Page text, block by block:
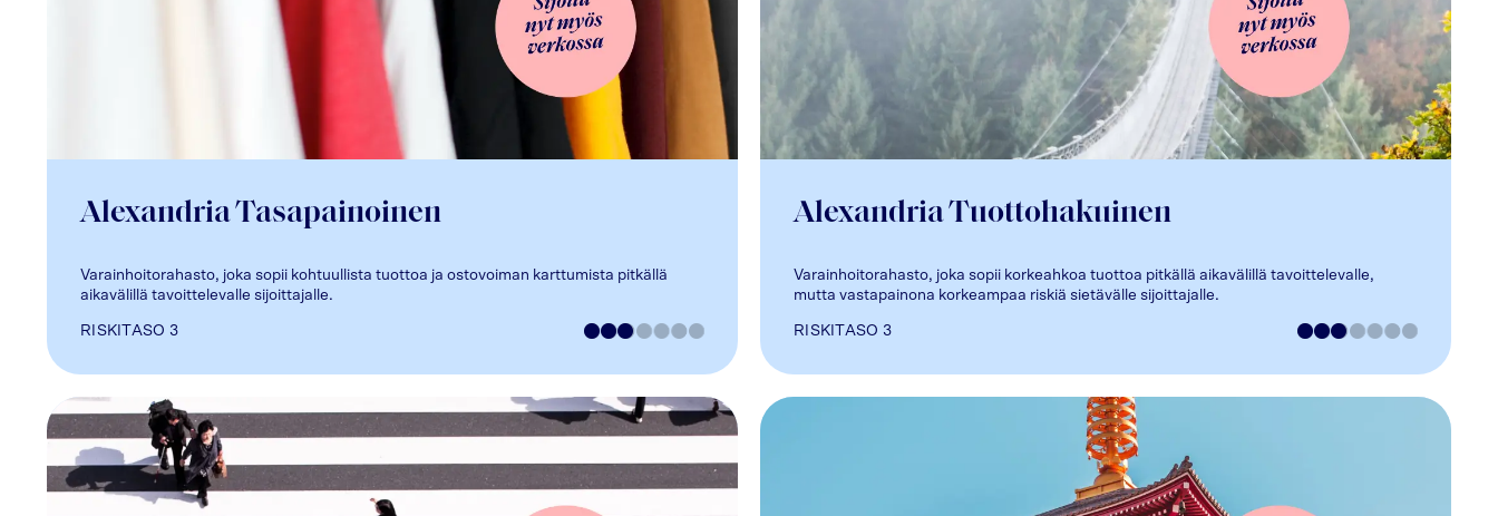
Alexandria Tasapainoinen
Varainhoitorahasto, joka sopii kohtuullista tuottoa ja ostovoiman karttumista pitkällä
aikavälillä tavoittelevalle sijoittajalle.
RISKITASO 3
Alexandria Tuottohakuinen
Varainhoitorahasto, joka sopii korkeahkoa tuottoa pitkällä aikavälillä tavoittelevalle,
mutta vastapainona korkeampaa riskiä sietävälle sijoittajalle.
RISKITASO 3